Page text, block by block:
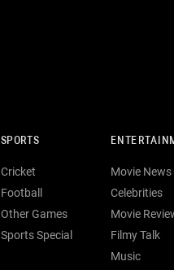
SPORTS
Cricket
Football
Other Games
Sports Special
Movie News
Celebrities
Movie
Filmy Talk
Music